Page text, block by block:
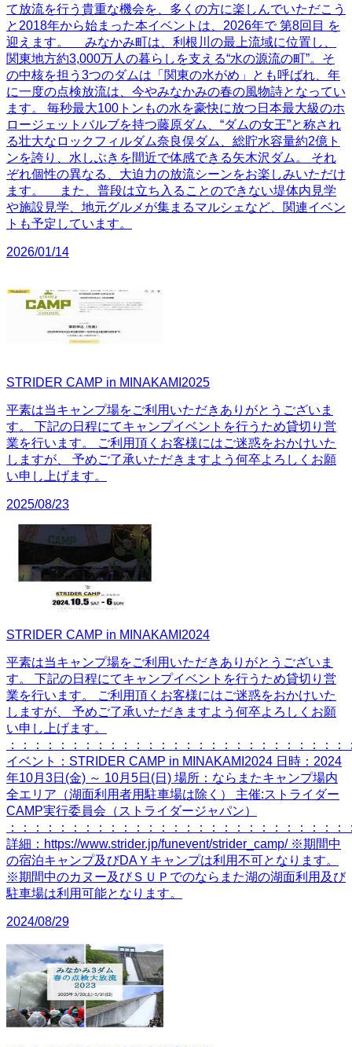
て放流を行う貴重な機会を、多くの方に楽しんでいただこう
と2018年から始まった本イベントは、2026年で 第8回目 を
迎えます。 みなかみ町は、利根川の最上流域に位置し、
関東地方約3,000万人の暮らしを支える“水の源流の町”。そ
の中核を担う3つのダムは「関東の水がめ」とも呼ばれ、年
に一度の点検放流は、今やみなかみの春の風物詩となってい
ます。 毎秒最大100トンもの水を豪快に放つ日本最大級のホ
ロージェットバルブを持つ藤原ダム、“ダムの女王”と称され
る壮大なロックフィルダム奈良俣ダム、総貯水容量約2億ト
ンを誇り、水しぶきを間近で体感できる矢木沢ダム。 それ
ぞれ個性の異なる、大迫力の放流シーンをお楽しみいただけ
ます。 また、普段は立ち入ることのできない堤体内見学
や施設見学、地元グルメが集まるマルシェなど、関連イベン
トも予定しています。
2026/01/14
STRIDER CAMP in MINAKAMI2025
平素は当キャンプ場をご利用いただきありがとうございま
す。 下記の日程にてキャンプイベントを行うため貸切り営
業を行います。 ご利用頂くお客様にはご迷惑をおかけいた
しますが、 予めご了承いただきますよう何卒よろしくお願
い申し上げます。
2025/08/23
STRIDER CAMP in MINAKAMI2024
平素は当キャンプ場をご利用いただきありがとうございま
す。 下記の日程にてキャンプイベントを行うため貸切り営
業を行います。 ご利用頂くお客様にはご迷惑をおかけいた
しますが、 予めご了承いただきますよう何卒よろしくお願
い申し上げます。
：：：：：：：：：：：：：：：：：：：：：：：：：：：
イベント：STRIDER CAMP in MINAKAMI2024 日時：2024
年10月3日(金) ～ 10月5日(日) 場所：ならまたキャンプ場内
全エリア（湖面利用者用駐車場は除く） 主催:ストライダー
CAMP実行委員会（ストライダージャパン）
：：：：：：：：：：：：：：：：：：：：：：：：：：：
詳細：https://www.strider.jp/funevent/strider_camp/ ※期間中
の宿泊キャンプ及びDAＹキャンプは利用不可となります。
※期間中のカヌー及びＳＵＰでのならまた湖の湖面利用及び
駐車場は利用可能となります。
2024/08/29